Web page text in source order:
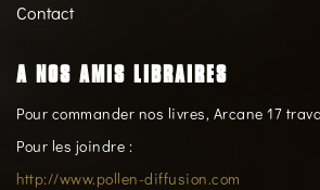
Contact
A NOS AMIS LIBRAIRES
Pour commander nos livres, Arcane 17
Pour les joindre :
http://www.pollen-diffusion.com